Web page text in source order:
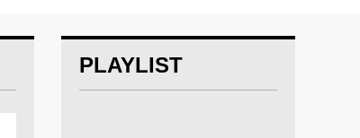
PLAYLIST